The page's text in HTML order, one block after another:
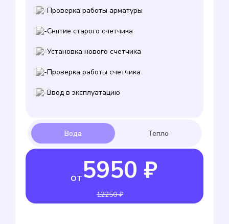
Проверка работы арматуры
Снятие старого счетчика
Установка нового счетчика
Проверка работы счетчика
Ввод в эксплуатацию
от5950 ₽
12250 ₽